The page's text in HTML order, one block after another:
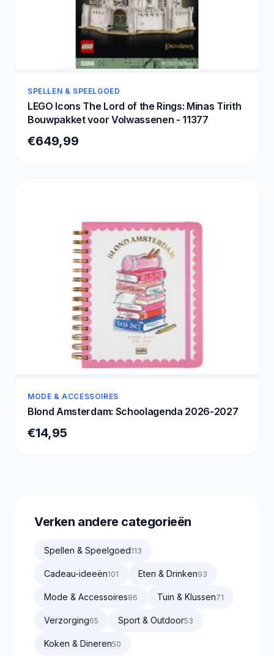
SPELLEN & SPEELGOED
LEGO Icons The Lord of the Rings: Minas Tirith
Bouwpakket voor Volwassenen - 11377
€649,99
MODE & ACCESSOIRES
Blond Amsterdam: Schoolagenda 2026-2027
€14,95
Verken andere categorieën
Spellen & Speelgoed113
Cadeau-ideeën101 Eten & Drinken93
Mode & Accessoires86 Tuin & Klussen71
Verzorging65 Sport & Outdoor53
Koken & Dineren50